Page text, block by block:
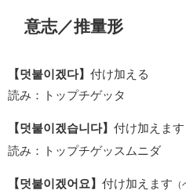
意志／推量形
【덧붙이겠다】 付け加える
読み：トップチゲッタ
【덧붙이겠습니다】 付け加えます
読み：トップチゲッスムニダ
【덧붙이겠어요】 付け加えます